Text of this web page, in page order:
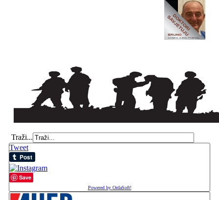
Traži...
Tweet
Save
Powered by OrdaSoft!